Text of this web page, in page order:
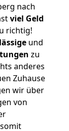
nach
viel Geld
richtig!
und
zu
anderes
Zuhause
wir über
von